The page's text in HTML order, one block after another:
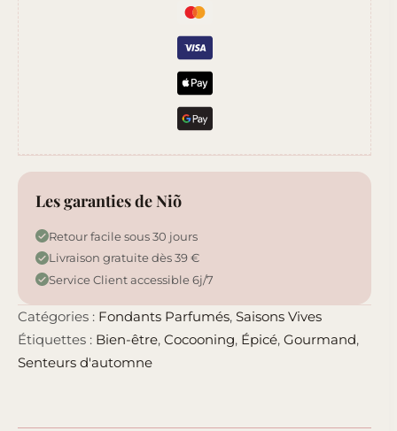
Les garanties de Niõ
Retour facile sous 30 jours
Livraison gratuite dès 39 €
Service Client accessible 6j/7
Catégories : Fondants Parfumés, Saisons Vives
Étiquettes : Bien-être, Cocooning, Épicé, Gourmand,
Senteurs d'automne